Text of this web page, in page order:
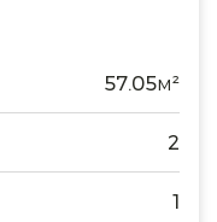
57.05м²
2
1